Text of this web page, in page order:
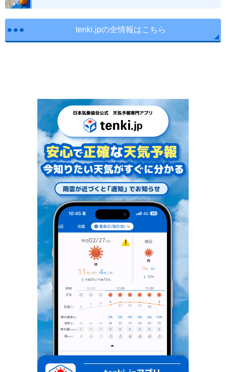
tenki.jpの全情報はこちら